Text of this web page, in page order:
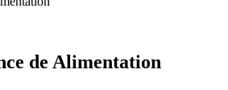
de Alimentation